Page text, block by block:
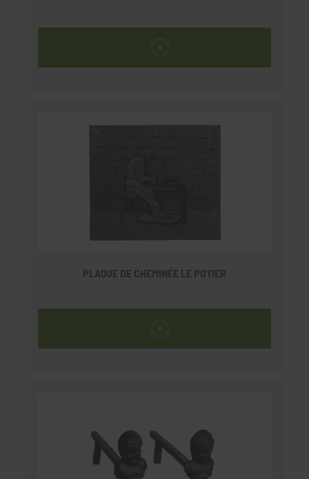
PLAQUE DE CHEMINÉE LE POTIER